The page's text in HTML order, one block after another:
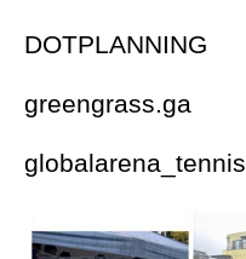
DOTPLANNING
greengrass.ga
globalarena_tennis